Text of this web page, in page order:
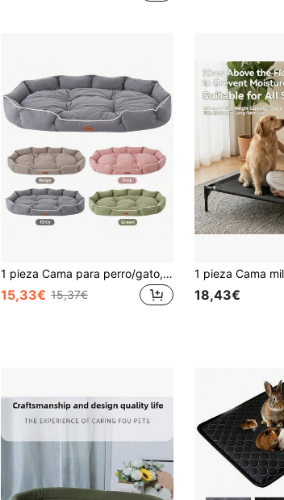
1 pieza Cama para perro/gato, adecuada para perros pequeños/medianos/grandes, para todas las estaciones, resistente a arañazos y mordeduras, lavable a máquina/a mano, tela suave y cómoda, impermeable y antideslizante, colchoneta para mascotas (consulte la tabla de tallas en las imágenes detalladas)
15,33€ 15,37€ 18,43€